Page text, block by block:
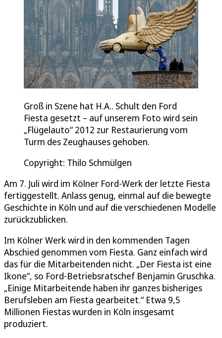
Groß in Szene hat H.A.. Schult den Ford
Fiesta gesetzt – auf unserem Foto wird sein
„Flügelauto“ 2012 zur Restaurierung vom
Turm des Zeughauses gehoben.
Copyright: Thilo Schmülgen
Am 7. Juli wird im Kölner Ford-Werk der letzte Fiesta
fertiggestellt. Anlass genug, einmal auf die bewegte
Geschichte in Köln und auf die verschiedenen Modelle
zurückzublicken.
Im Kölner Werk wird in den kommenden Tagen
Abschied genommen vom Fiesta. Ganz einfach wird
das für die Mitarbeitenden nicht. „Der Fiesta ist eine
Ikone“, so Ford-Betriebsratschef Benjamin Gruschka.
„Einige Mitarbeitende haben ihr ganzes bisheriges
Berufsleben am Fiesta gearbeitet.“ Etwa 9,5
Millionen Fiestas wurden in Köln insgesamt
produziert.